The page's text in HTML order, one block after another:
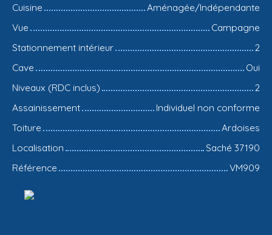
Cuisine
Aménagée/Indépendante
Vue
Campagne
Stationnement intérieur
2
Cave
Oui
Niveaux (RDC inclus)
2
Assainissement
Individuel non conforme
Toiture
Ardoises
Localisation
Saché 37190
Référence
VM909